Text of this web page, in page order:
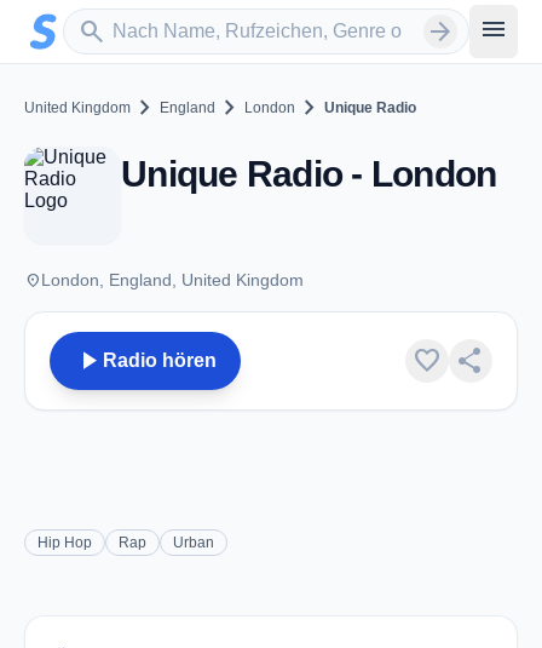
Zum Hauptinhalt springen
search
Sender suchen arrow_forward menu
United Kingdom chevron_right England chevron_right London chevron_right Unique Radio
Unique Radio - London
placeLondon, England, United Kingdom
play_arrow Radio hören favorite share
Hip Hop Rap Urban